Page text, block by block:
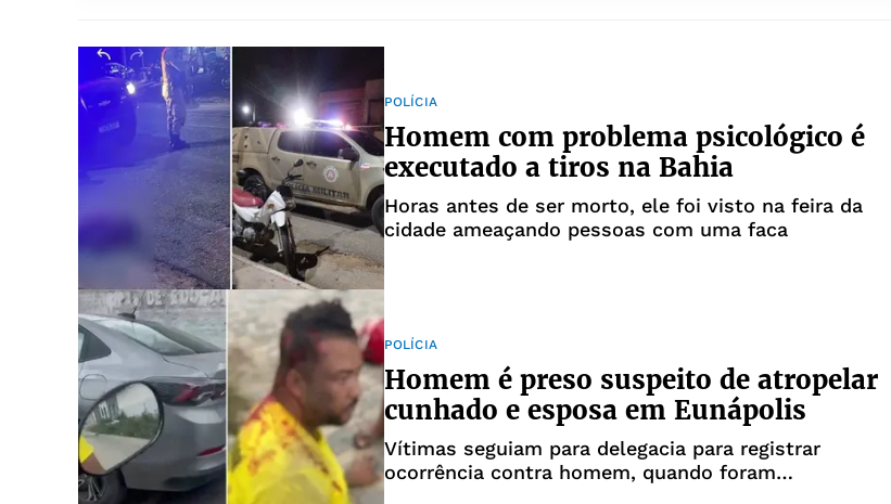
POLÍCIA
Homem com problema psicológico é
executado a tiros na Bahia
Horas antes de ser morto, ele foi visto na feira da
cidade ameaçando pessoas com uma faca
POLÍCIA
Homem é preso suspeito de atropelar
cunhado e esposa em Eunápolis
Vítimas seguiam para delegacia para registrar
ocorrência contra homem, quando foram